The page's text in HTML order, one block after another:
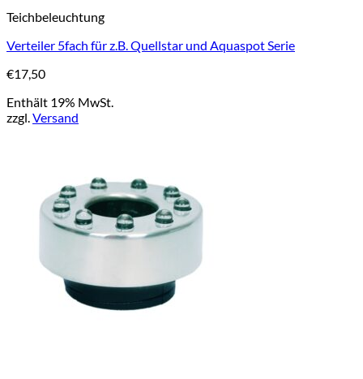
Teichbeleuchtung
Verteiler 5fach für z.B. Quellstar und Aquaspot Serie
€17,50
Enthält 19% MwSt.
zzgl.Versand